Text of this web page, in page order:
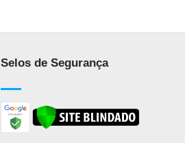
Selos de Segurança